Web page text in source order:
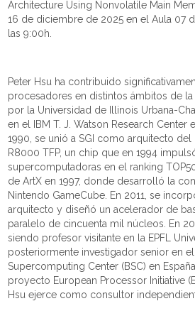
Architecture Using Nonvolatile Main
16 de diciembre de 2025 en el Aula 07
las 9:00h.
Peter Hsu ha contribuido
procesadores en distintos ámbitos de
por la Universidad de Illinois Urbana-
en el IBM T. J. Watson Research Center
1990, se unió a SGI como arquitecto
R8000 TFP, un chip que en 1994
supercomputadoras en el ranking
de ArtX en 1997, donde desarrolló la
Nintendo GameCube. En 2011, se
arquitecto y diseñó un acelerador de
paralelo de cincuenta mil núcleos. En
siendo profesor visitante en la EPFL
posteriormente investigador senior en
Supercomputing Center (BSC) en
proyecto European Processor Initiative
Hsu ejerce como consultor